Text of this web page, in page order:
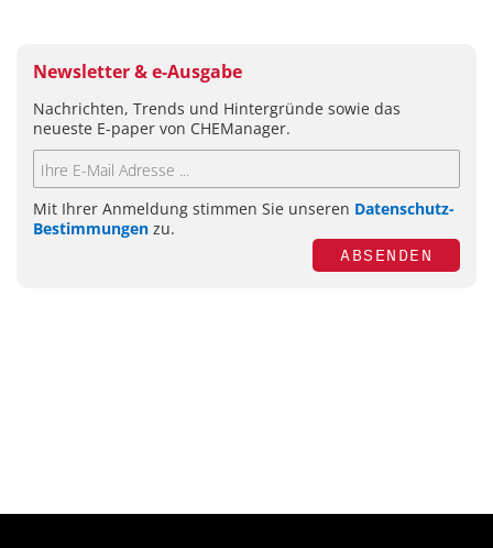
Newsletter & e-Ausgabe
Nachrichten, Trends und Hintergründe sowie das
neueste E-paper von CHEManager.
Mit Ihrer Anmeldung stimmen Sie unseren Datenschutz-
Bestimmungen zu.
ABSENDEN